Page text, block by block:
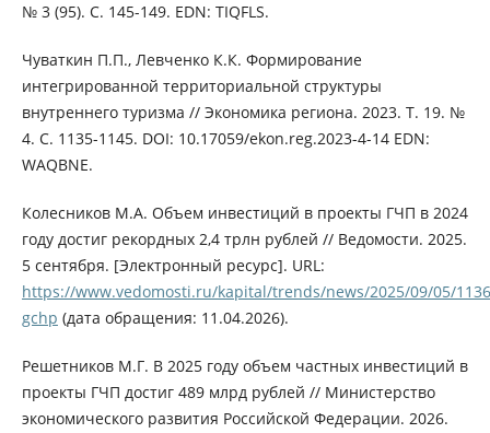
№ 3 (95). С. 145-149. EDN: TIQFLS.
Чуваткин П.П., Левченко К.К. Формирование
интегрированной территориальной структуры
внутреннего туризма // Экономика региона. 2023. Т. 19. №
4. С. 1135-1145. DOI: 10.17059/ekon.reg.2023-4-14 EDN:
WAQBNE.
Колесников М.А. Объем инвестиций в проекты ГЧП в 2024
году достиг рекордных 2,4 трлн рублей // Ведомости. 2025.
5 сентября. [Электронный ресурс]. URL:
https://www.vedomosti.ru/kapital/trends/news/2025/09/05/
gchp (дата обращения: 11.04.2026).
Решетников М.Г. В 2025 году объем частных инвестиций в
проекты ГЧП достиг 489 млрд рублей // Министерство
экономического развития Российской Федерации. 2026.